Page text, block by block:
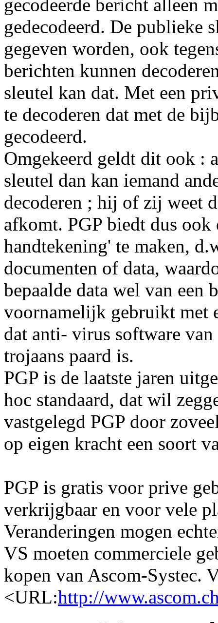
gecodeerde bericht alleen
gedecodeerd. De publieke
gegeven worden, ook
berichten kunnen
sleutel kan dat. Met een
te decoderen dat met de
gecodeerd.
Omgekeerd geldt dit ook :
sleutel dan kan iemand
decoderen ; hij of zij weet
afkomt. PGP biedt dus
handtekening' te maken,
documenten of data,
bepaalde data wel van
voornamelijk gebruikt met
dat anti- virus software
trojaans paard is.
PGP is de laatste jaren
hoc standaard, dat wil
vastgelegd PGP door
op eigen kracht een soort
PGP is gratis voor prive
verkrijgbaar en voor vele
Veranderingen mogen
VS moeten commerciele
kopen van Ascom-Systec.
<URL:http://